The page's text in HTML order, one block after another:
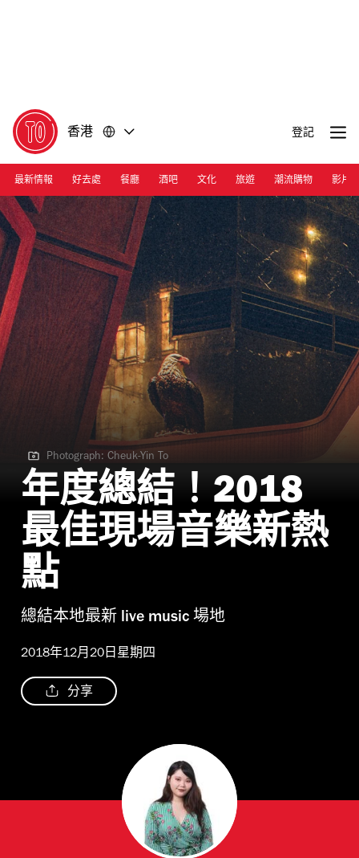
香港 登記
最新情報 好去處 餐廳 酒吧 文化 旅遊 潮流購物 影片
Photograph: Cheuk-Yin To
Photograph: Cheuk-Yin To
年度總結！2018
最佳現場音樂新熱
點
總結本地最新 live music 場地
2018年12月20日星期四
分享